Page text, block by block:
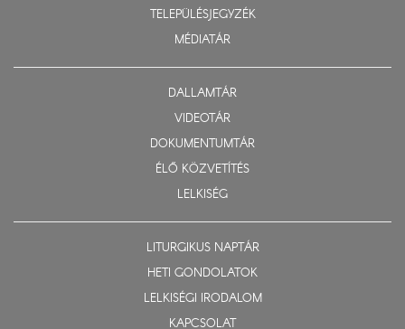
TELEPÜLÉSJEGYZÉK
MÉDIATÁR
DALLAMTÁR
VIDEOTÁR
DOKUMENTUMTÁR
ÉLŐ KÖZVETÍTÉS
LELKISÉG
LITURGIKUS NAPTÁR
HETI GONDOLATOK
LELKISÉGI IRODALOM
KAPCSOLAT